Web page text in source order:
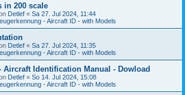
in 200 scale
Detlef « Sa 27. Jul 2024, 11:44
- Aircraft ID - with Models
Detlef « Sa 27. Jul 2024, 11:35
- Aircraft ID - with Models
Aircraft Identification Manual - Dowload
Detlef « So 14. Jul 2024, 15:08
- Aircraft ID - with Models